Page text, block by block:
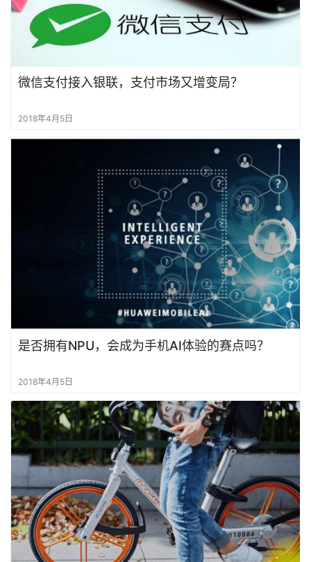
览
主
国
站
注册
微信支付接入银联，支付市场又增变局？
2018年4月5日
是否拥有NPU，会成为手机AI体验的赛点吗？
2018年4月5日